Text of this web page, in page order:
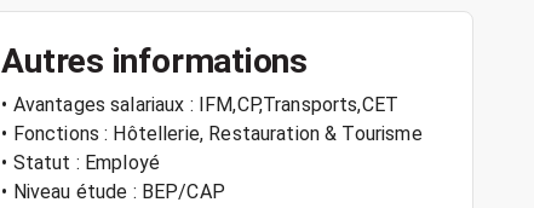
Autres informations
• Avantages salariaux : IFM,CP,Transports,CET
• Fonctions : Hôtellerie, Restauration & Tourisme
• Statut : Employé
• Niveau étude : BEP/CAP